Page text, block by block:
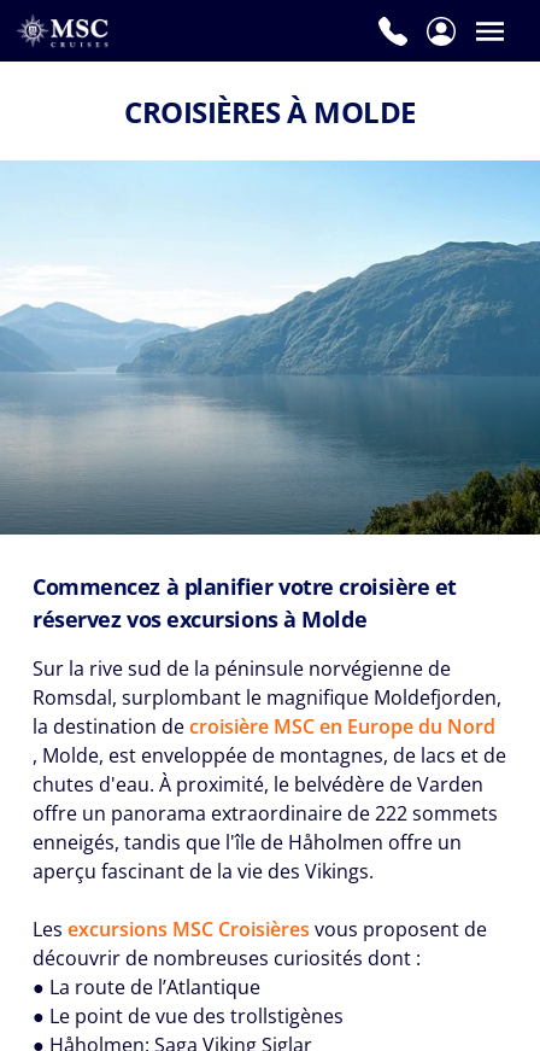
CROISIÈRES À MOLDE
Commencez à planifier votre croisière et
réservez vos excursions à Molde
Sur la rive sud de la péninsule norvégienne de
Romsdal, surplombant le magnifique Moldefjorden,
la destination decroisière MSC en Europe du Nord
, Molde, est enveloppée de montagnes, de lacs et de
chutes d'eau. À proximité, le belvédère de Varden
offre un panorama extraordinaire de 222 sommets
enneigés, tandis que l'île de Håholmen offre un
aperçu fascinant de la vie des Vikings.
Les excursions MSC Croisières vous proposent de
découvrir de nombreuses curiosités dont :
● La route de l’Atlantique
● Le point de vue des trollstigènes
● Håholmen: Saga Viking Siglar